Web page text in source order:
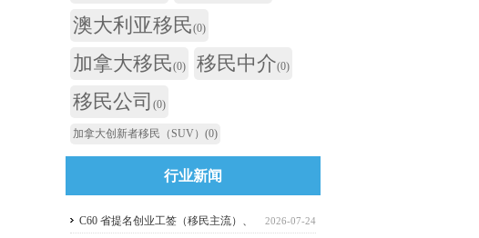
澳大利亚移民(0)
加拿大移民(0) 移民中介(0)
移民公司 (0)
加拿大创新者移民（SUV） (0)
行业新闻
2026-07-24
C60 省提名创业工签（移民主流）、